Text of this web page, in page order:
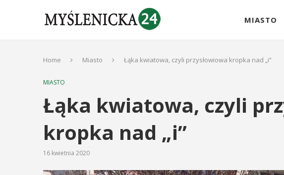
MIASTO
Home Miasto Łąka kwiatowa, czyli przysłowiowa kropka nad „i”
MIASTO
Łąka kwiatowa, czyli
kropka nad „i”
16 kwietnia 2020